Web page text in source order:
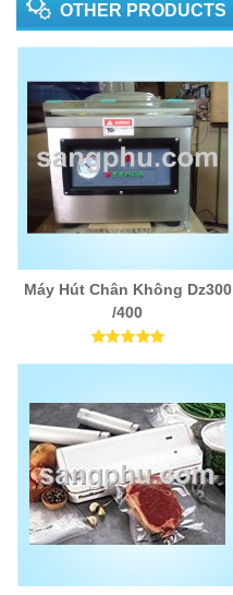
OTHER PRODUCTS
Máy Hút Chân Không Dz300
/400